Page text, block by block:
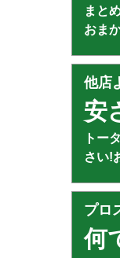
まと
おま
他店
安
トー
さい!
プロ
何